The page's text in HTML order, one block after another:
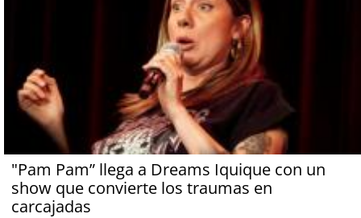
"Pam Pam” llega a Dreams Iquique con un
show que convierte los traumas en
carcajadas